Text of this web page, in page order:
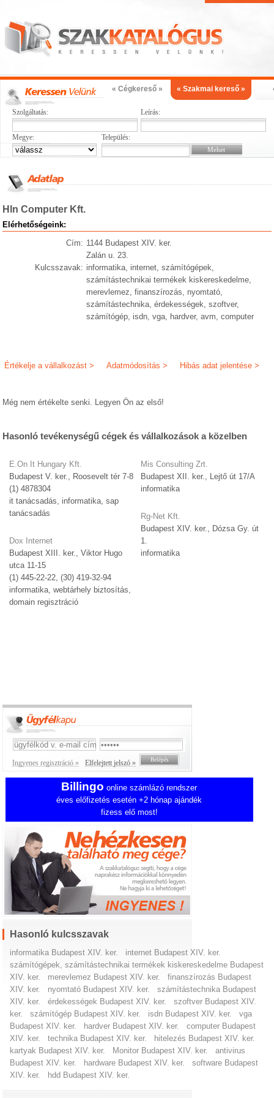
« Cégkereső » « Szakmai kereső »
Szolgáltatás: Leírás:
Megye: Település:
Hln Computer Kft.
Elérhetőségeink:
Cím: 1144 Budapest XIV. ker.
Zalán u. 23.
Kulcsszavak: informatika, internet, számítógépek,
számítástechnikai termékek kiskereskedelme,
merevlemez, finanszírozás, nyomtató,
számítástechnika, érdekességek, szoftver,
számítógép, isdn, vga, hardver, avm, computer
Hibás adat jelentése >
Adatmódosítás >
Értékelje a vállalkozást >
Még nem értékelte senki. Legyen Ön az első!
Hasonló tevékenységű cégek és vállalkozások a közelben
E.On It Hungary Kft.
Budapest V. ker., Roosevelt tér 7-8
(1) 4878304
it tanácsadás, informatika, sap
tanácsadás
Dox Internet
Budapest XIII. ker., Viktor Hugo
utca 11-15
(1) 445-22-22, (30) 419-32-94
informatika, webtárhely biztosítás,
domain regisztráció
Mis Consulting Zrt.
Budapest XII. ker., Lejtő út 17/A
informatika
Rg-Net Kft.
Budapest XIV. ker., Dózsa Gy. út
1.
informatika
Ingyenes regisztráció » Elfelejtett jelszó »
Billingo online számlázó rendszer
éves előfizetés esetén +2 hónap ajándék
fizess elő most!
Hasonló kulcsszavak
informatika Budapest XIV. ker.
internet Budapest XIV. ker.
számítógépek, számítástechnikai termékek kiskereskedelme Budapest
XIV. ker.
merevlemez Budapest XIV. ker.
finanszírozás Budapest
XIV. ker.
nyomtató Budapest XIV. ker.
számítástechnika Budapest
XIV. ker.
érdekességek Budapest XIV. ker.
szoftver Budapest XIV.
ker.
számítógép Budapest XIV. ker. isdn Budapest XIV. ker.
vga
Budapest XIV. ker.
hardver Budapest XIV. ker.
computer Budapest
XIV. ker.
technika Budapest XIV. ker.
hitelezés Budapest XIV. ker.
kartyak Budapest XIV. ker.
Monitor Budapest XIV. ker.
antivirus
Budapest XIV. ker.
hardware Budapest XIV. ker.
software Budapest
XIV. ker.
hdd Budapest XIV. ker.